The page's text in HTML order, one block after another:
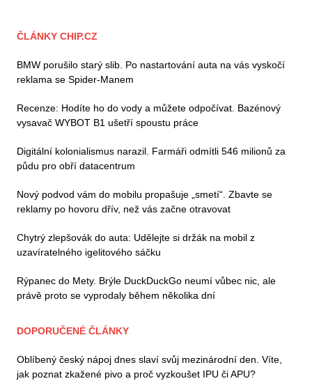
ČLÁNKY CHIP.CZ
BMW porušilo starý slib. Po nastartování auta na vás vyskočí
reklama se Spider-Manem
Recenze: Hodíte ho do vody a můžete odpočívat. Bazénový
vysavač WYBOT B1 ušetří spoustu práce
Digitální kolonialismus narazil. Farmáři odmítli 546 milionů za
půdu pro obří datacentrum
Nový podvod vám do mobilu propašuje „smetí“. Zbavte se
reklamy po hovoru dřív, než vás začne otravovat
Chytrý zlepšovák do auta: Udělejte si držák na mobil z
uzavíratelného igelitového sáčku
Rýpanec do Mety. Brýle DuckDuckGo neumí vůbec nic, ale
právě proto se vyprodaly během několika dní
DOPORUČENÉ ČLÁNKY
Oblíbený český nápoj dnes slaví svůj mezinárodní den. Víte,
jak poznat zkažené pivo a proč vyzkoušet IPU či APU?